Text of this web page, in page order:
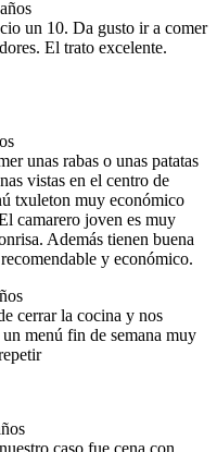
un 10. Da gusto ir a comer
El trato excelente.
unas rabas o unas patatas
vistas en el centro de
txuleton muy económico
camarero joven es muy
Además tienen buena
y económico.
cerrar la cocina y nos
menú fin de semana muy
caso fue cena con